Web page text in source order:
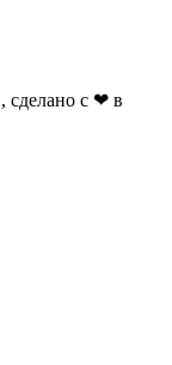
, сделано c ❤ в